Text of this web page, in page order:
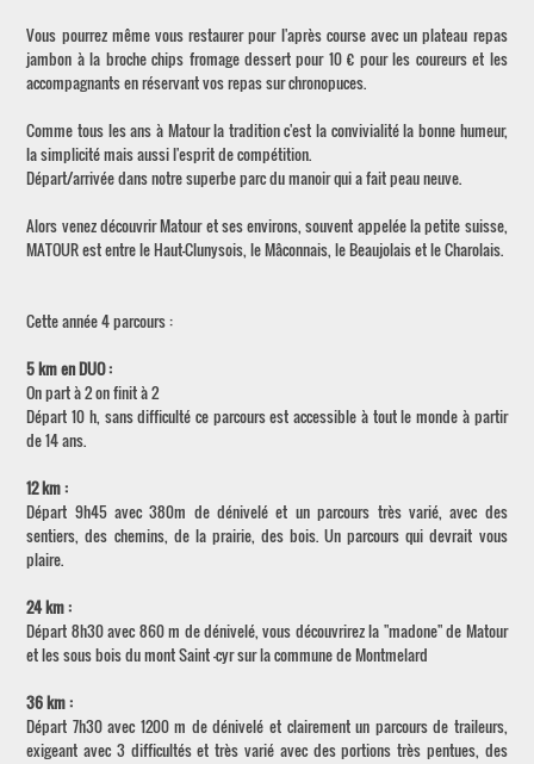
Vous pourrez même vous restaurer pour l'après course avec un plateau repas
jambon à la broche chips fromage dessert pour 10 € pour les coureurs et les
accompagnants en réservant vos repas sur chronopuces.
Comme tous les ans à Matour la tradition c'est la convivialité la bonne humeur,
la simplicité mais aussi l'esprit de compétition.
Départ/arrivée dans notre superbe parc du manoir qui a fait peau neuve.
Alors venez découvrir Matour et ses environs, souvent appelée la petite suisse,
MATOUR est entre le Haut-Clunysois, le Mâconnais, le Beaujolais et le Charolais.
Cette année 4 parcours :
5 km en DUO :
On part à 2 on finit à 2
Départ 10 h, sans difficulté ce parcours est accessible à tout le monde à partir
de 14 ans.
12 km :
Départ 9h45 avec 380m de dénivelé et un parcours très varié, avec des
sentiers, des chemins, de la prairie, des bois. Un parcours qui devrait vous
plaire.
24 km :
Départ 8h30 avec 860 m de dénivelé, vous découvrirez la "madone" de Matour
et les sous bois du mont Saint -cyr sur la commune de Montmelard
36 km :
Départ 7h30 avec 1200 m de dénivelé et clairement un parcours de traileurs,
exigeant avec 3 difficultés et très varié avec des portions très pentues, des